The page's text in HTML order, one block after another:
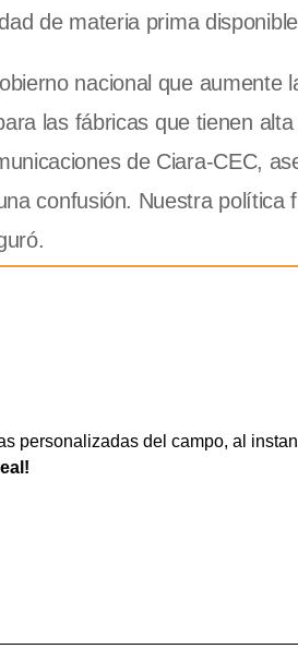
de materia prima
nacional que aumente
las fábricas que tienen alta
de Ciara-CEC,
confusión. Nuestra política
personalizadas del campo, al